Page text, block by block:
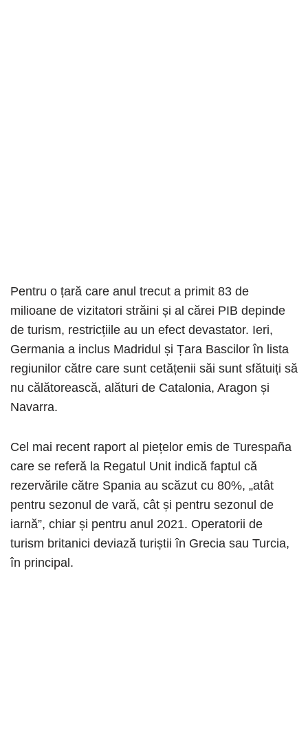
Pentru o țară care anul trecut a primit 83 de
milioane de vizitatori străini și al cărei PIB depinde
de turism, restricțiile au un efect devastator. Ieri,
Germania a inclus Madridul și Țara Bascilor în lista
regiunilor către care sunt cetățenii săi sunt sfătuiți să
nu călătorească, alături de Catalonia, Aragon și
Navarra.
Cel mai recent raport al piețelor emis de Turespaña
care se referă la Regatul Unit indică faptul că
rezervările către Spania au scăzut cu 80%, „atât
pentru sezonul de vară, cât și pentru sezonul de
iarnă”, chiar și pentru anul 2021. Operatorii de
turism britanici deviază turiștii în Grecia sau Turcia,
în principal.